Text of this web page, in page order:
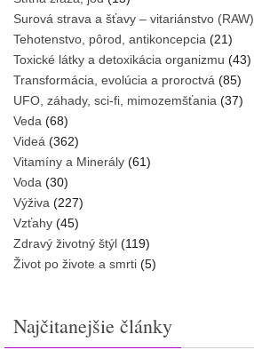
Surová strava a šťavy – vitariánstvo (RAW)
Tehotenstvo, pôrod, antikoncepcia (21)
Toxické látky a detoxikácia organizmu (43)
Transformácia, evolúcia a proroctvá (85)
UFO, záhady, sci-fi, mimozemšťania (37)
Veda (68)
Videá (362)
Vitamíny a Minerály (61)
Voda (30)
Výživa (227)
Vzťahy (45)
Zdravý životný štýl (119)
Život po živote a smrti (5)
Najčitanejšie články